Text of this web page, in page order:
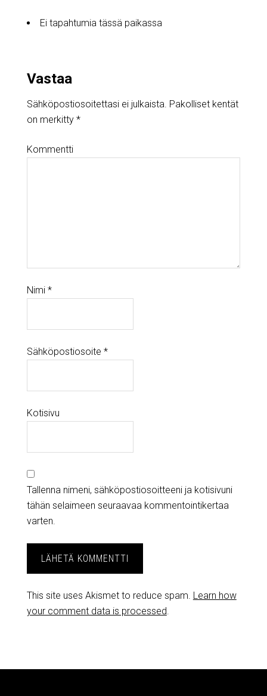
Ei tapahtumia tässä paikassa
Vastaa
Sähköpostiosoitettasi ei julkaista. Pakolliset kentät
on merkitty *
Kommentti
Nimi *
Sähköpostiosoite *
Kotisivu
Tallenna nimeni, sähköpostiosoitteeni ja kotisivuni
tähän selaimeen seuraavaa kommentointikertaa
varten.
This site uses Akismet to reduce spam. Learn how
your comment data is processed.